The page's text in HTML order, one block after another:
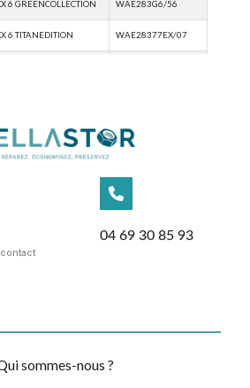
04 69 30 85 93
sommes-nous ?